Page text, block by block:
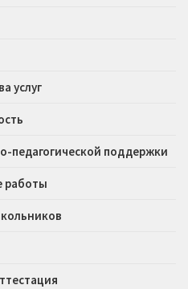
услуг
педагогической поддержки
работы